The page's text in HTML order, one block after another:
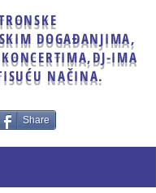
DOGAĐANJIMA,
DJ-IMA
NAČINA.
Share